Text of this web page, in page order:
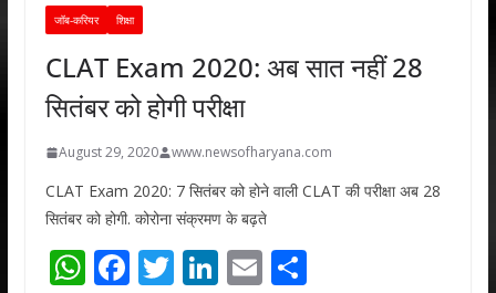
जॉब-करियर शिक्षा
CLAT Exam 2020: अब सात नहीं 28
सितंबर को होगी परीक्षा
August 29, 2020 www.newsofharyana.com
CLAT Exam 2020: 7 सितंबर को होने वाली CLAT की परीक्षा अब 28
सितंबर को होगी. कोरोना संक्रमण के बढ़ते
W F T Li E S